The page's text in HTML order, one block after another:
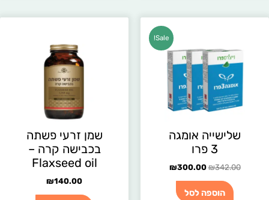
Sale!
שלישייה אומגה
3 פרו
₪342.00
היה:
₪342.00.
₪300.00
המחיר
הנוכחי
הוא:
₪300.00.
הוספה לסל
שמן זרעי פשתה
בכבישה קרה –
Flaxseed oil
₪140.00